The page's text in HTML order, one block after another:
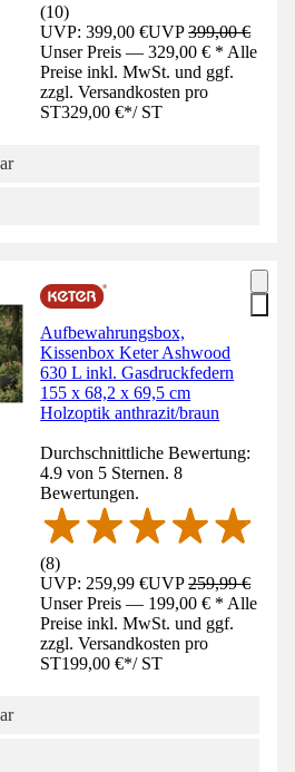
(10)
UVP: 399,00 €UVP399,00 €
Unser Preis — 329,00 € * Alle
Preise inkl. MwSt. und ggf.
zzgl. Versandkosten pro
ST329,00 €*/ ST
Aufbewahrungsbox,
Kissenbox Keter Ashwood
630 L inkl. Gasdruckfedern
155 x 68,2 x 69,5 cm
Holzoptik anthrazit/braun
Durchschnittliche Bewertung:
4.9 von 5 Sternen. 8
Bewertungen.
(8)
UVP: 259,99 €UVP259,99 €
Unser Preis — 199,00 € * Alle
Preise inkl. MwSt. und ggf.
zzgl. Versandkosten pro
ST199,00 €*/ ST